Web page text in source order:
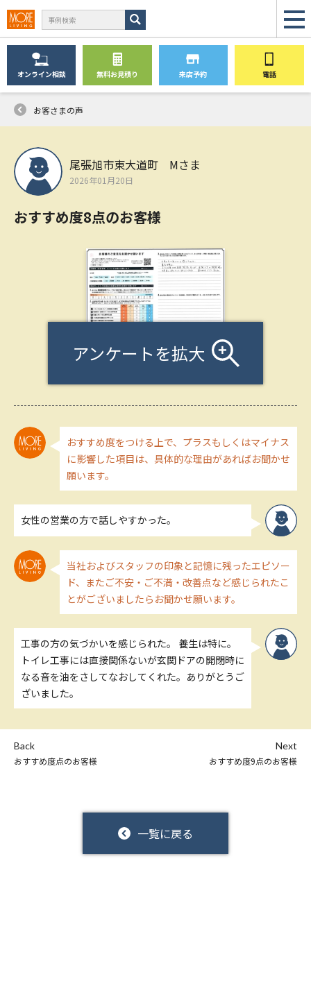
オンライン相談 無料お見積り 来店予約 電話
お客さまの声
尾張旭市東大道町 Mさま
2026年01月20日
おすすめ度8点のお客様
アンケートを拡大
おすすめ度をつける上で、プラスもしくはマイナス
に影響した項目は、具体的な理由があればお聞かせ
願います。
女性の営業の方で話しやすかった。
当社およびスタッフの印象と記憶に残ったエピソー
ド、またご不安・ご不満・改善点など感じられたこ
とがございましたらお聞かせ願います。
工事の方の気づかいを感じられた。 養生は特に。
トイレ工事には直接関係ないが玄関ドアの開閉時に
なる音を油をさしてなおしてくれた。ありがとうご
ざいました。
Back
おすすめ度点のお客様
一覧に戻る
Next
おすすめ度9点のお客様